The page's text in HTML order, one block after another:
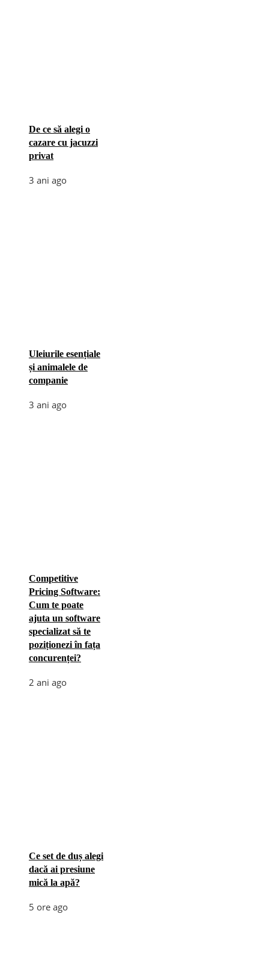
De ce să alegi o
cazare cu jacuzzi
privat
3 ani ago
Uleiurile esențiale
și animalele de
companie
3 ani ago
Competitive
Pricing Software:
Cum te poate
ajuta un software
specializat să te
poziționezi în fața
concurenței?
2 ani ago
Ce set de duș alegi
dacă ai presiune
mică la apă?
5 ore ago